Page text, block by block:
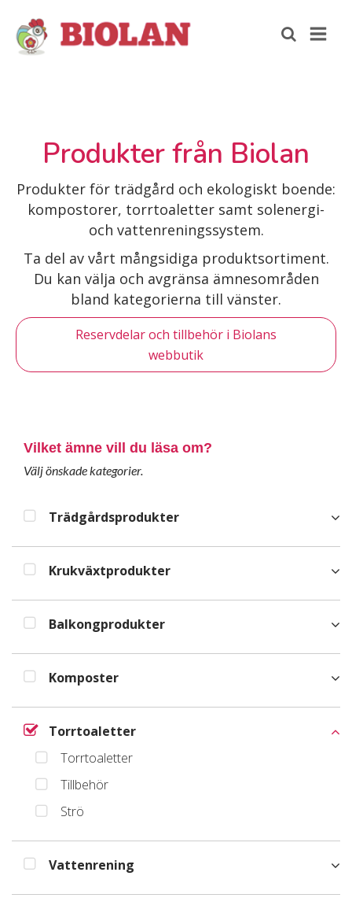
Produkter från Biolan
Produkter för trädgård och ekologiskt boende:
kompostorer, torrtoaletter samt solenergi-
och vattenreningssystem.
Ta del av vårt mångsidiga produktsortiment.
Du kan välja och avgränsa ämnesområden
bland kategorierna till vänster.
Reservdelar och tillbehör i Biolans
webbutik
Vilket ämne vill du läsa om?
Välj önskade kategorier.
Trädgårdsprodukter
Krukväxtprodukter
Balkongprodukter
Komposter
Torrtoaletter
Torrtoaletter
Tillbehör
Strö
Vattenrening